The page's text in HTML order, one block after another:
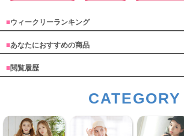
■ウィークリーランキング
■あなたにおすすめの商品
■閲覧履歴
CATEGORY